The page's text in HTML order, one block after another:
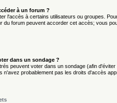
à un forum ?
l'accès à certains utilisateurs ou groupes.
du forum peuvent accorder cet accès; vous
dans un sondage ?
peuvent voter dans un sondage (afin
n'avez probablement pas les droits d'accès